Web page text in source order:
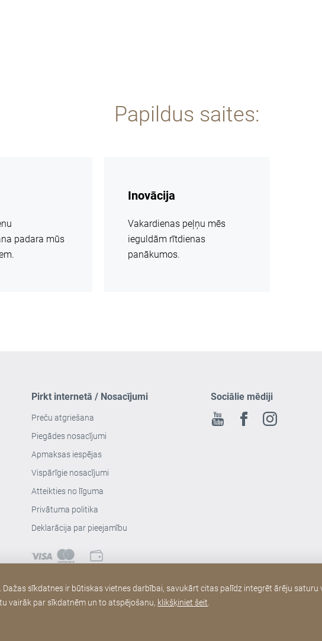
Papildus saites:
padara mūs
Inovācija
Vakardienas peļņu mēs
ieguldām rītdienas
panākumos.
Pirkt internetā / Nosacījumi
Preču atgriešana
Piegādes nosacījumi
Apmaksas iespējas
Vispārīgie nosacījumi
Atteikties no līguma
Privātuma politika
Deklarācija par pieejamību
Sociālie mēdiji
Youtube FacebookInstagram
sīkdatnes ir būtiskas vietnes darbībai, savukārt citas palīdz integrēt ārēju saturu
vairāk par sīkdatnēm un to atspējošanu, klikšķiniet šeit